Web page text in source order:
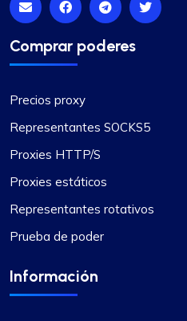
Comprar poderes
Precios proxy
Representantes SOCKS5
Proxies HTTP/S
Proxies estáticos
Representantes rotativos
Prueba de poder
Información